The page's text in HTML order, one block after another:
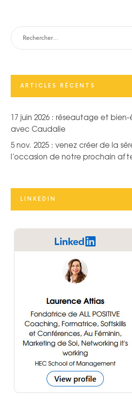
RECHERCHER :
ARTICLES RÉCENTS
17 juin 2026 : réseautage et bien-
avec Caudalie
5 nov. 2025 : venez créer de la
l’occasion de notre prochain
LINKEDIN